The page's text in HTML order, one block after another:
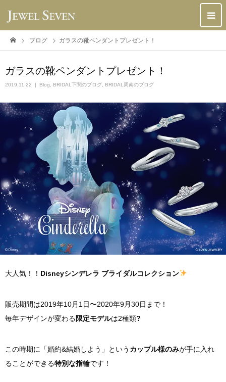
ブログ ガラスの靴ペンダントプレゼント！
ガラスの靴ペンダントプレゼント！
2019.11.22 Blog BRIDAL下関のブログ BRIDAL周南のブログ
大人気！！ Disneyシンデレラ ブライダルコレクション
販売期間は2019年10月1日〜2020年9月30日まで！
毎年デザインが変わる 限定モデルは2種類?
この時期に「婚約&結婚しよう」という カップル様のみが手に入れ
ることができる特別な指輪です！